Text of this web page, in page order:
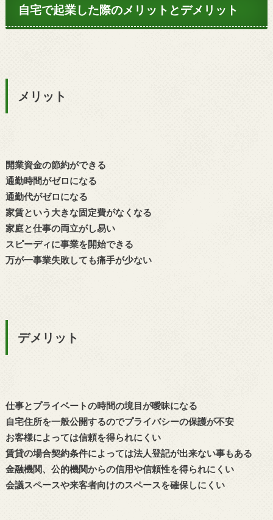
自宅で起業した際のメリットとデメリット
メリット
開業資金の節約ができる
通勤時間がゼロになる
通勤代がゼロになる
家賃という大きな固定費がなくなる
家庭と仕事の両立がし易い
スピーディに事業を開始できる
万が一事業失敗しても痛手が少ない
デメリット
仕事とプライベートの時間の境目が曖昧になる
自宅住所を一般公開するのでプライバシーの保護が不安
お客様によっては信頼を得られにくい
賃貸の場合契約条件によっては法人登記が出来ない事もある
金融機関、公的機関からの信用や信頼性を得られにくい
会議スペースや来客者向けのスペースを確保しにくい